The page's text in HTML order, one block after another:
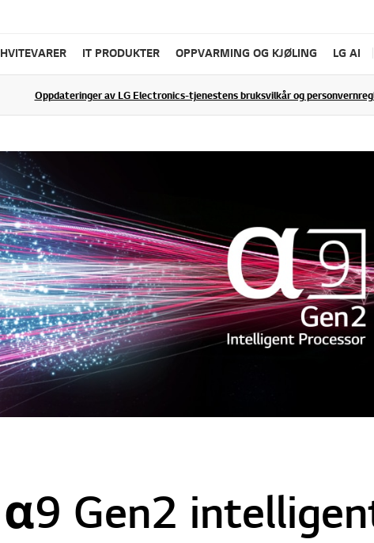
HVITEVARER IT PRODUKTER OPPVARMING OG KJØLING LG AI
Oppdateringer av LG Electronics-tjenestens bruksvilkår og
α9 Gen2